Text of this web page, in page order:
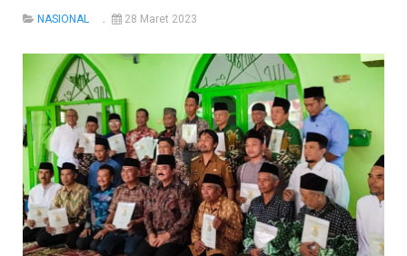
NASIONAL 28 Maret 2023